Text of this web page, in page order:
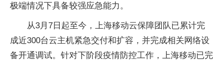
极端情况下具备较强应急能力。
从3月7日起至今，上海移动云保障团队已累计完
成近300台云主机紧急交付和扩容，并完成相关网络设
备开通调试。针对下阶段疫情防控工作，上海移动已完